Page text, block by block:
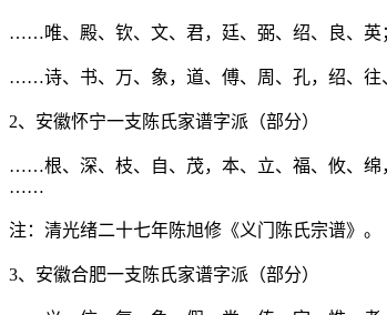
……唯、殿、钦、文、君，廷、弼、绍、良、
……诗、书、万、象，道、傅、周、孔，绍、
2、安徽怀宁一支陈氏家谱字派（部分）
……根、深、枝、自、茂，本、立、福、攸、绵
……
注：清光绪二十七年陈旭修《义门陈氏宗谱》。
3、安徽合肥一支陈氏家谱字派（部分）